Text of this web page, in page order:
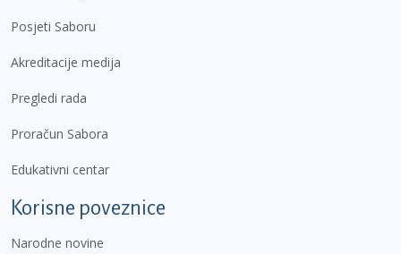
Posjeti Saboru
Akreditacije medija
Pregledi rada
Proračun Sabora
Edukativni centar
Korisne poveznice
Narodne novine